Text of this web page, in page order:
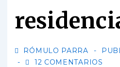
RÓMULO PARRA
12 COMENTARIOS